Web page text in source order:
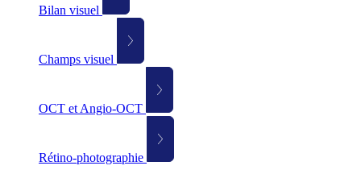
Bilan visuel
Champs visuel
OCT et Angio-OCT
Rétino-photographie